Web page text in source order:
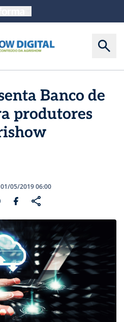
Banco de
produtores
05/2019 06:00